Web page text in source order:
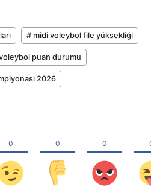
# midi voleybol file yüksekliği
puan durumu
2026